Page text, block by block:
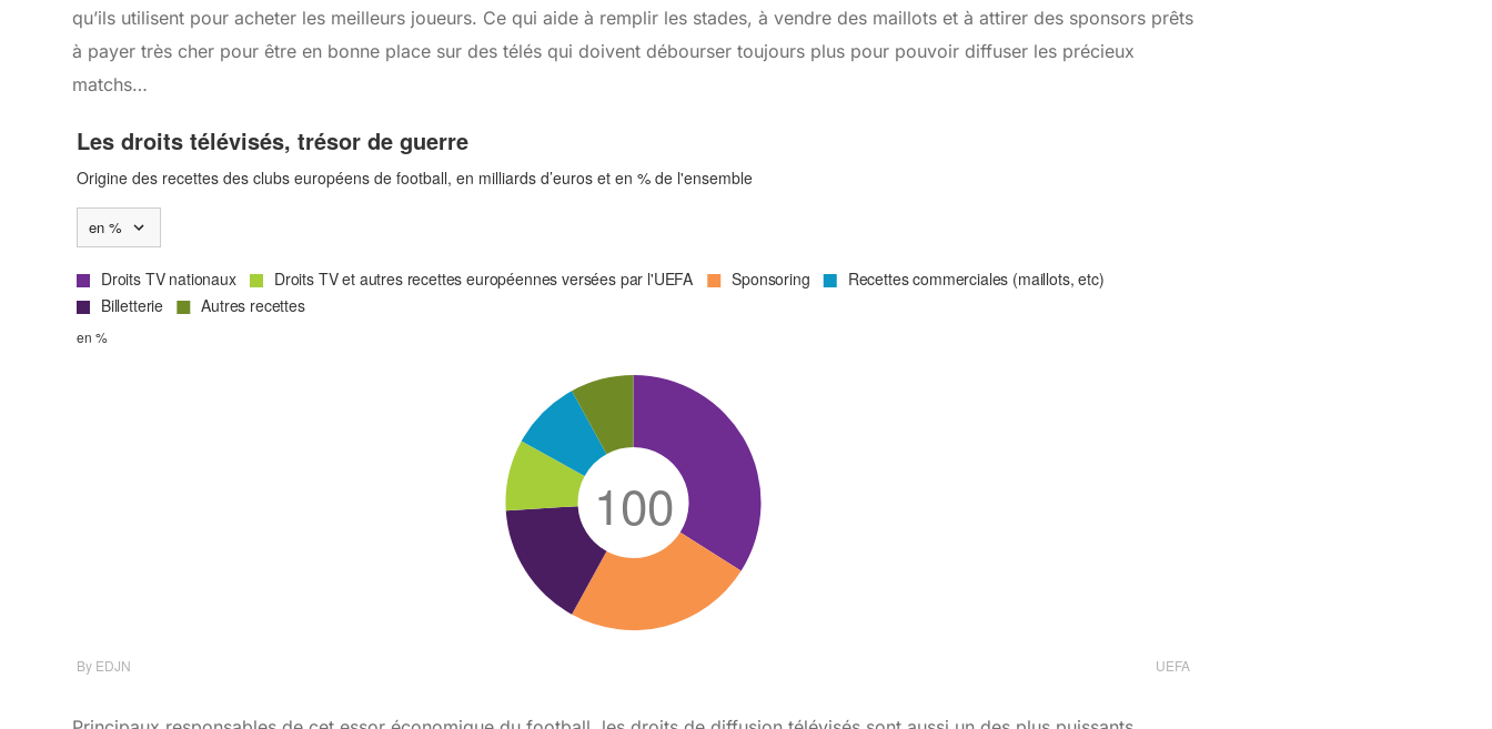
qu’ils utilisent pour acheter les meilleurs joueurs. Ce qui aide à remplir les stades, à vendre des maillots et à attirer des sponsors prêts
à payer très cher pour être en bonne place sur des télés qui doivent débourser toujours plus pour pouvoir diffuser les précieux
matchs…